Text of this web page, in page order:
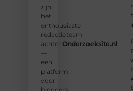
zijn
het
enthousiaste
redactieteam
achter Onderzoeksite.nl
—
een
platform
voor